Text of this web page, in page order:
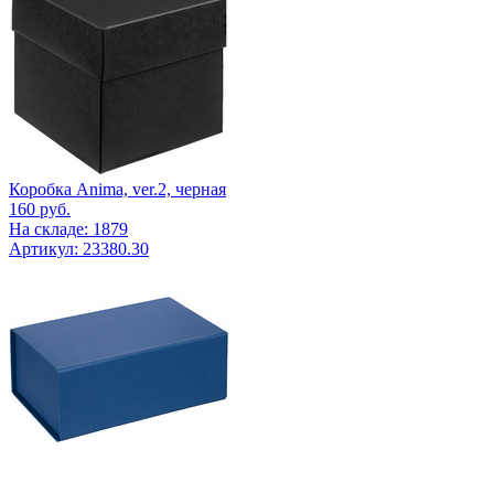
Коробка Anima, ver.2, черная
160 руб.
На складе: 1879
Артикул: 23380.30